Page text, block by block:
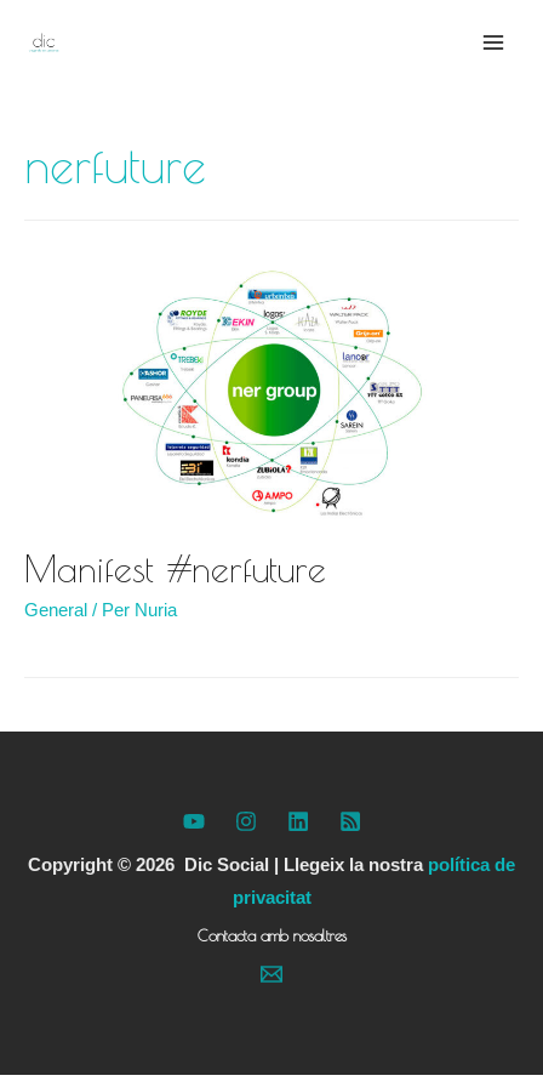
nerfuture
Manifest #nerfuture
General / Per Nuria
Copyright © 2026 Dic Social | Llegeix la nostra política de
privacitat
Contacta amb nosaltres